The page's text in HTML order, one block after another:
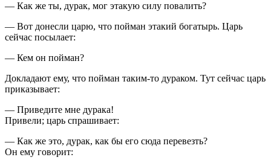
— Как же ты, дурак, мог этакую силу повалить?
— Вот донесли царю, что пойман этакий богатырь. Царь
сейчас посылает:
— Кем он пойман?
Докладают ему, что пойман таким-то дураком. Тут сейчас царь
приказывает:
— Приведите мне дурака!
Привели; царь спрашивает:
— Как же это, дурак, как бы его сюда перевезть?
Он ему говорит: